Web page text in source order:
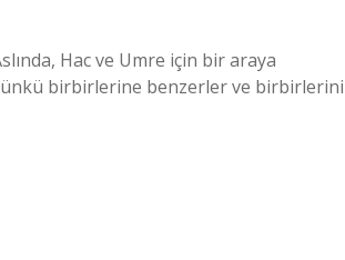
Hac ve Umre için bir araya
birbirlerine benzerler ve birbirlerini